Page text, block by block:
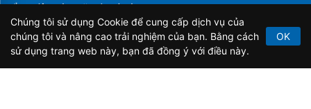
Tổng Biên Tập: Vũ Đức Thuận
Giấy phép hoạt động báo chí điện tử số 64/GP-BTTTT do Bộ
Thông tin và Truyền thông cấp ngày 21/2/2020.
Chúng tôi sử dụng Cookie để cung cấp dịch vụ của
chúng tôi và nâng cao trải nghiệm của bạn. Bằng cách
sử dụng trang web này, bạn đã đồng ý với điều này.
OK